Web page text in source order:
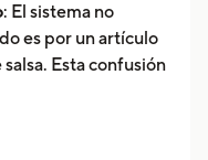
: El sistema no
es por un artículo
Esta confusión